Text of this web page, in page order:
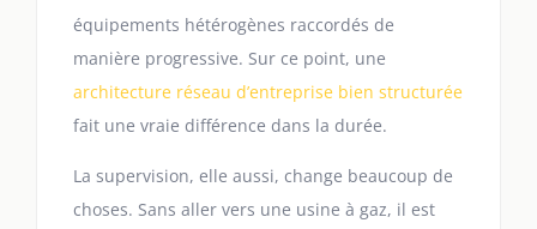
équipements hétérogènes raccordés de
manière progressive. Sur ce point, une
architecture réseau d’entreprise bien structurée
fait une vraie différence dans la durée.
La supervision, elle aussi, change beaucoup de
choses. Sans aller vers une usine à gaz, il est